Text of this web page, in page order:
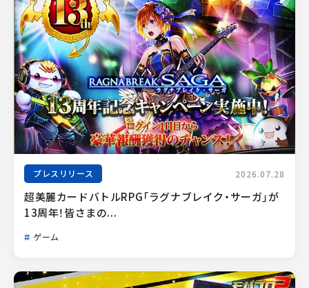
プレスリリース 2026.07.28
超美麗カードバトルRPG「ラグナブレイク・サーガ」が
13周年！皆さまの...
ゲーム